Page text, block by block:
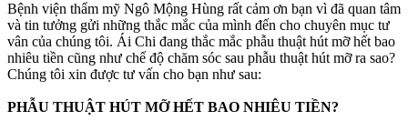
Bệnh viện thẩm mỹ Ngô Mộng Hùng rất cảm ơn bạn vì đã quan tâm
và tin tưởng gửi những thắc mắc của mình đến cho chuyên mục tư
vân của chúng tôi. Ái Chi đang thắc mắc phẫu thuật hút mỡ hết bao
nhiêu tiền cũng như chế độ chăm sóc sau phẫu thuật hút mỡ ra sao?
Chúng tôi xin được tư vấn cho bạn như sau:
PHẪU THUẬT HÚT MỠ HẾT BAO NHIÊU TIỀN?